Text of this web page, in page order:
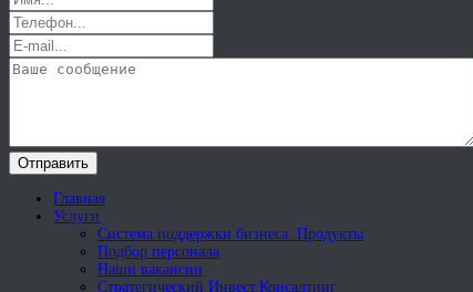
Отправить
Главная
Услуги
Система поддержки бизнеса. Продукты
Подбор персонала
Наши вакансии
Стратегический Инвест.Консалтинг